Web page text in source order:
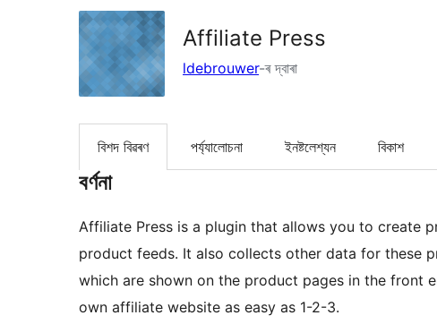
Affiliate Press
ldebrouwer-ৰ দ্বাৰা
বিশদ বিৱৰণ পৰ্য্যালোচনা ইনষ্টলেশ্যন বিকাশ
বৰ্ণনা
Affiliate Press is a plugin that allows you to create
product feeds. It also collects other data for these
which are shown on the product pages in the front
own affiliate website as easy as 1-2-3.